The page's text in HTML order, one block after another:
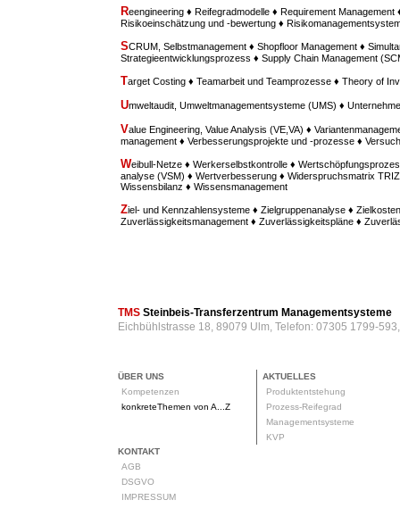
Reengineering ♦ Reifegradmodelle ♦ Requirement
Risikoeinschätzung und -bewertung ♦
SCRUM, Selbstmanagement ♦ Shopfloor Management ♦
Strategieentwicklungsprozess ♦ Supply Chain Management
Target Costing ♦ Teamarbeit und Teamprozesse ♦ Theory of
Umweltaudit, Umweltmanagementsysteme (UMS) ♦
Value Engineering, Value Analysis (VE,VA) ♦
management ♦ Verbesserungsprojekte und -prozesse ♦
Weibull-Netze ♦ Werkerselbstkontrolle ♦
analyse (VSM) ♦ Wertverbesserung ♦ Widerspruchsmatrix
Wissensbilanz ♦ Wissensmanagement
Ziel- und Kennzahlensysteme ♦ Zielgruppenanalyse ♦
Zuverlässigkeitsmanagement ♦ Zuverlässigkeitspläne ♦
TMS Steinbeis-Transferzentrum Managementsysteme
Eichbühlstrasse 18, 89079 Ulm, Telefon: 07305 1799-
ÜBER UNS
Kompetenzen
konkreteThemen von A...Z
AKTUELLES
Produktentstehung
Prozess-Reifegrad
Managementsysteme
KVP
KONTAKT
AGB
DSGVO
IMPRESSUM